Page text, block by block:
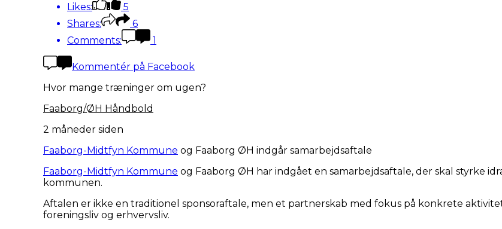
Likes:
5
Shares:
6
Comments:
1
Kommentér på Facebook
Hvor mange træninger om ugen?
Faaborg/ØH Håndbold
2 måneder siden
Faaborg-Midtfyn Kommune og Faaborg ØH indgår samarbejdsaftale
Faaborg-Midtfyn Kommune og Faaborg ØH har indgået en samarbejdsaftale, der skal styrke
kommunen.
Aftalen er ikke en traditionel sponsoraftale, men et partnerskab med fokus på konkrete
foreningsliv og erhvervsliv.